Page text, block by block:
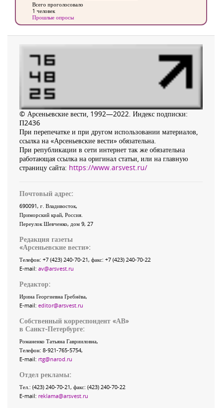
Всего проголосовало
1 человек
Прошлые опросы
© Арсеньевские вести, 1992—2022. Индекс подписки:
П2436
При перепечатке и при другом использовании материалов,
ссылка на «Арсеньевские вести» обязательна.
При републикации в сети интернет так же обязательна
работающая ссылка на оригинал статьи, или на главную
страницу сайта: https://www.arsvest.ru/
Почтовый адрес:
690091, г. Владивосток,
Приморский край, Россия
Переулок Шевченко, дом 9, 27
Редакция газеты
«Арсеньевские вести»:
Телефон: +7 (423) 240-70-21, факс: +7 (423) 240-70-22
E-mail: av@arsvest.ru
Редактор:
Ирина Георгиевна Гребнёва,
E-mail: editor@arsvest.ru
Собственный корреспондент «АВ»
в Санкт-Петербурге:
Романенко Татьяна Гаврииловна,
Телефон: 8-921-765-5754,
E-mail: rtg@narod.ru
Отдел рекламы:
Тел.: (423) 240-70-21, факс: (423) 240-70-22
E-mail: reklama@arsvest.ru